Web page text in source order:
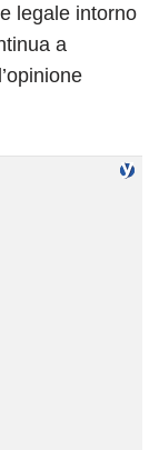
legale intorno
a